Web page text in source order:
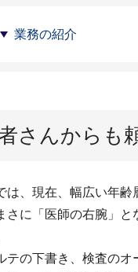
業務の紹介
さんからも
、現在、幅広い年
さに「医師の右腕」
の下書き、検査の